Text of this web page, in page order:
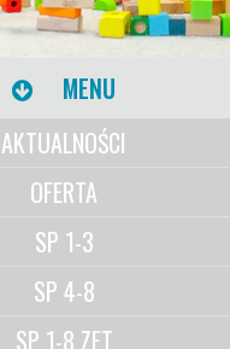
MENU
AKTUALNOŚCI
OFERTA
SP 1-3
SP 4-8
SP 1-8 ZET